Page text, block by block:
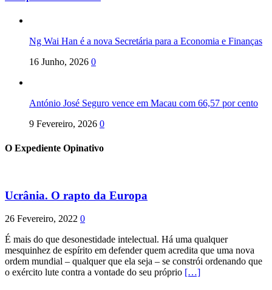
Ng Wai Han é a nova Secretária para a Economia e Finanças
16 Junho, 2026 0
António José Seguro vence em Macau com 66,57 por cento
9 Fevereiro, 2026 0
O Expediente Opinativo
Ucrânia. O rapto da Europa
26 Fevereiro, 2022 0
É mais do que desonestidade intelectual. Há uma qualquer
mesquinhez de espírito em defender quem acredita que uma nova
ordem mundial – qualquer que ela seja – se constrói ordenando que
o exército lute contra a vontade do seu próprio […]